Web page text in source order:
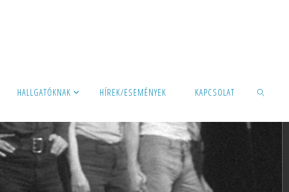
HALLGATÓKNAK HÍREK/ESEMÉNYEK KAPCSOLAT